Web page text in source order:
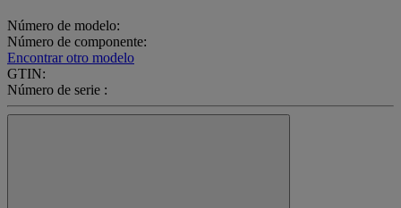
Número de modelo:
Número de componente:
Encontrar otro modelo
GTIN:
Número de serie :